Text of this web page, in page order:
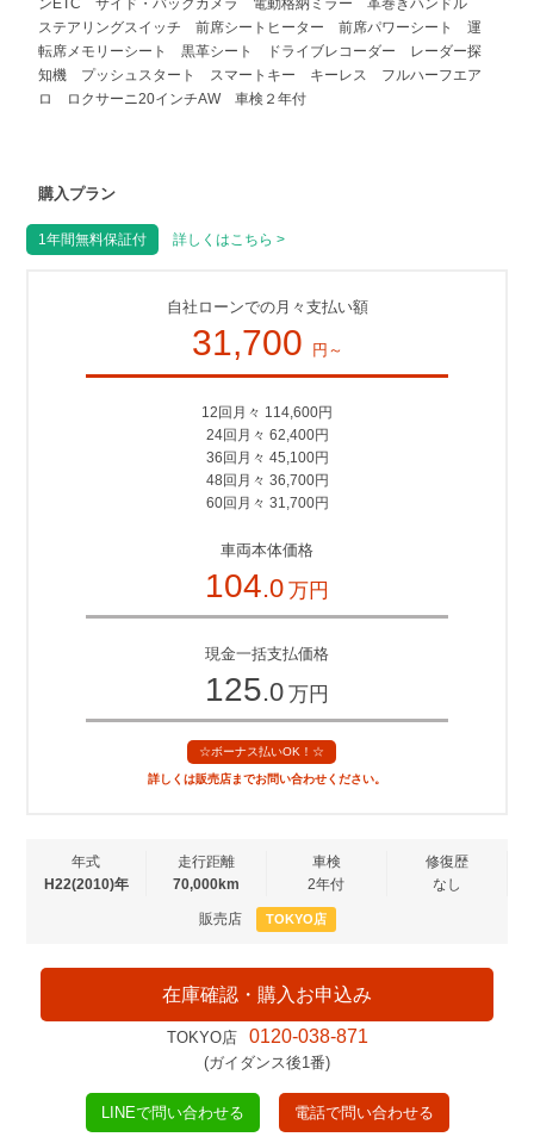
ンETC サイド・バックカメラ 電動格納ミラー 革巻きハンドル
ステアリングスイッチ 前席シートヒーター 前席パワーシート 運
転席メモリーシート 黒革シート ドライブレコーダー レーダー探
知機 プッシュスタート スマートキー キーレス フルハーフエア
ロ ロクサーニ20インチAW 車検２年付
購入プラン
1年間無料保証付 詳しくはこちら >
自社ローンでの月々支払い額
31,700 円～
12回月々 114,600円
24回月々 62,400円
36回月々 45,100円
48回月々 36,700円
60回月々 31,700円
車両本体価格
104.0 万円
現金一括支払価格
125.0 万円
☆ボーナス払いOK！☆
詳しくは販売店までお問い合わせください。
年式
H22(2010)年
走行距離
70,000km
車検
2年付
修復歴
なし
販売店 TOKYO店
在庫確認・購入お申込み
TOKYO店 0120-038-871
(ガイダンス後1番)
LINEで問い合わせる 電話で問い合わせる